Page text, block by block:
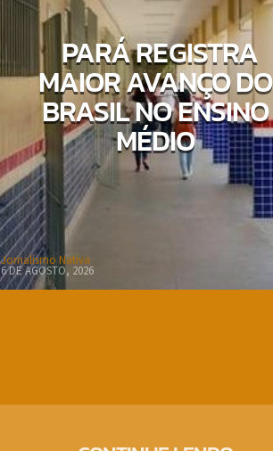
PARÁ REGISTRA
MAIOR AVANÇO DO
BRASIL NO ENSINO
MÉDIO
Jornalismo Nativa
6 DE AGOSTO, 2026